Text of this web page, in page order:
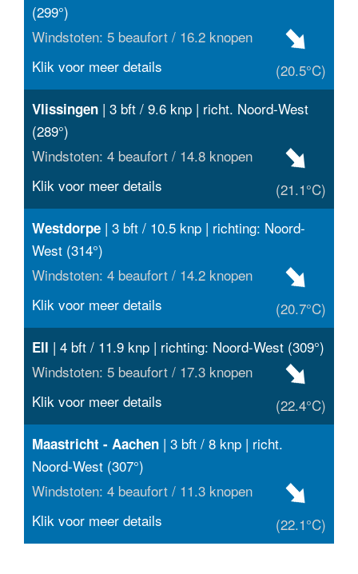
(299°)
Windstoten: 5 beaufort / 16.2 knopen
(20.5°C)
Klik voor meer details
Vlissingen | 3 bft / 9.6 knp | richt. Noord-West
(289°)
Windstoten: 4 beaufort / 14.8 knopen
(21.1°C)
Klik voor meer details
Westdorpe | 3 bft / 10.5 knp | richting: Noord-
West (314°)
Windstoten: 4 beaufort / 14.2 knopen
(20.7°C)
Klik voor meer details
Ell | 4 bft / 11.9 knp | richting: Noord-West (309°)
Windstoten: 5 beaufort / 17.3 knopen
(22.4°C)
Klik voor meer details
Maastricht - Aachen | 3 bft / 8 knp | richt.
Noord-West (307°)
Windstoten: 4 beaufort / 11.3 knopen
(22.1°C)
Klik voor meer details